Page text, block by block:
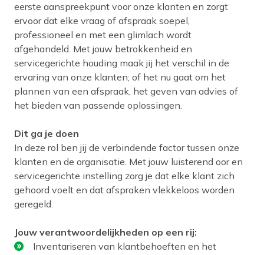
eerste aanspreekpunt voor onze klanten en zorgt
ervoor dat elke vraag of afspraak soepel,
professioneel en met een glimlach wordt
afgehandeld. Met jouw betrokkenheid en
servicegerichte houding maak jij het verschil in de
ervaring van onze klanten; of het nu gaat om het
plannen van een afspraak, het geven van advies of
het bieden van passende oplossingen.
Dit ga je doen
In deze rol ben jij de verbindende factor tussen onze
klanten en de organisatie. Met jouw luisterend oor en
servicegerichte instelling zorg je dat elke klant zich
gehoord voelt en dat afspraken vlekkeloos worden
geregeld.
Jouw verantwoordelijkheden op een rij:
Inventariseren van klantbehoeften en het